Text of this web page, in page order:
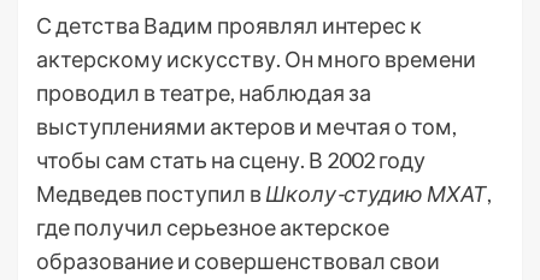
С детства Вадим проявлял интерес к
актерскому искусству. Он много времени
проводил в театре, наблюдая за
выступлениями актеров и мечтая о том,
чтобы сам стать на сцену. В 2002 году
Медведев поступил вШколу-студию МХАТ,
где получил серьезное актерское
образование и совершенствовал свои